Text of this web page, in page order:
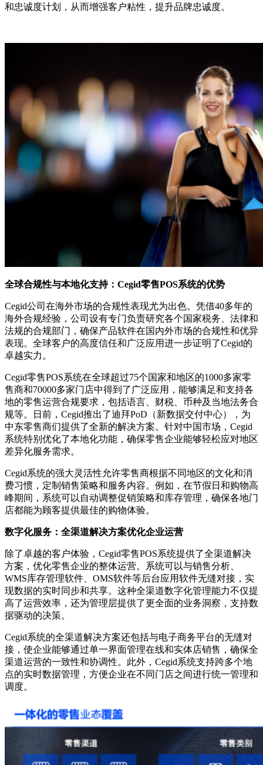
和忠诚度计划，从而增强客户粘性，提升品牌忠诚度。
全球合规性与本地化支持：Cegid零售POS系统的优势
Cegid公司在海外市场的合规性表现尤为出色。凭借40多年的
海外合规经验，公司设有专门负责研究各个国家税务、法律和
法规的合规部门，确保产品软件在国内外市场的合规性和优异
表现。全球客户的高度信任和广泛应用进一步证明了Cegid的
卓越实力。
Cegid零售POS系统在全球超过75个国家和地区的1000多家零
售商和70000多家门店中得到了广泛应用，能够满足和支持各
地的零售运营合规要求，包括语言、财税、币种及当地法务合
规等。日前，Cegid推出了迪拜PoD（新数据交付中心），为
中东零售商们提供了全新的解决方案。针对中国市场，Cegid
系统特别优化了本地化功能，确保零售企业能够轻松应对地区
差异化服务需求。
Cegid系统的强大灵活性允许零售商根据不同地区的文化和消
费习惯，定制销售策略和服务内容。例如，在节假日和购物高
峰期间，系统可以自动调整促销策略和库存管理，确保各地门
店都能为顾客提供最佳的购物体验。
数字化服务：全渠道解决方案优化企业运营
除了卓越的客户体验，Cegid零售POS系统提供了全渠道解决
方案，优化零售企业的整体运营。系统可以与销售分析、
WMS库存管理软件、OMS软件等后台应用软件无缝对接，实
现数据的实时同步和共享。这种全渠道数字化管理能力不仅提
高了运营效率，还为管理层提供了更全面的业务洞察，支持数
据驱动的决策。
Cegid系统的全渠道解决方案还包括与电子商务平台的无缝对
接，使企业能够通过单一界面管理在线和实体店销售，确保全
渠道运营的一致性和协调性。此外，Cegid系统支持跨多个地
点的实时数据管理，方便企业在不同门店之间进行统一管理和
调度。